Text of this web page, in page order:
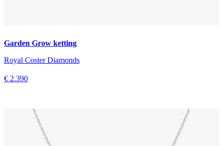
Garden Grow ketting
Royal Coster Diamonds
€ 2.390